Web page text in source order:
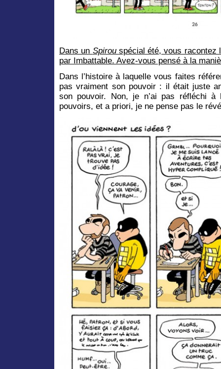
Dans un Spirou spécial été, vous racontez
par Imbattable. Avez-vous pensé à la
Dans l’histoire à laquelle vous faites
pas vraiment son pouvoir : il était juste
son pouvoir. Non, je n’ai pas réfléchi
pouvoirs, et a priori, je ne pense pas le